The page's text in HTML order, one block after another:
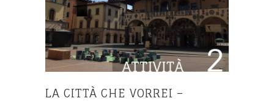
LA CITTÀ CHE VORREI –